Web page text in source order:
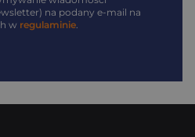
na podany e-mail na
w regulaminie.